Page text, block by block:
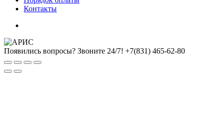
Контакты
Появились вопросы? Звоните 24/7! +7(831) 465-62-80